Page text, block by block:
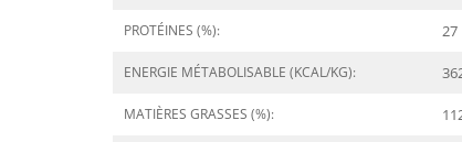
PROTÉINES (%): 27
ENERGIE MÉTABOLISABLE (KCAL/KG):
MATIÈRES GRASSES (%):